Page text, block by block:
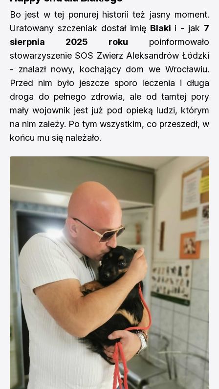
Bo jest w tej ponurej historii też jasny moment.
Uratowany szczeniak dostał imię Blaki i - jak 7
sierpnia 2025 roku poinformowało
stowarzyszenie SOS Zwierz Aleksandrów Łódzki
- znalazł nowy, kochający dom we Wrocławiu.
Przed nim było jeszcze sporo leczenia i długa
droga do pełnego zdrowia, ale od tamtej pory
mały wojownik jest już pod opieką ludzi, którym
na nim zależy. Po tym wszystkim, co przeszedł, w
końcu mu się należało.